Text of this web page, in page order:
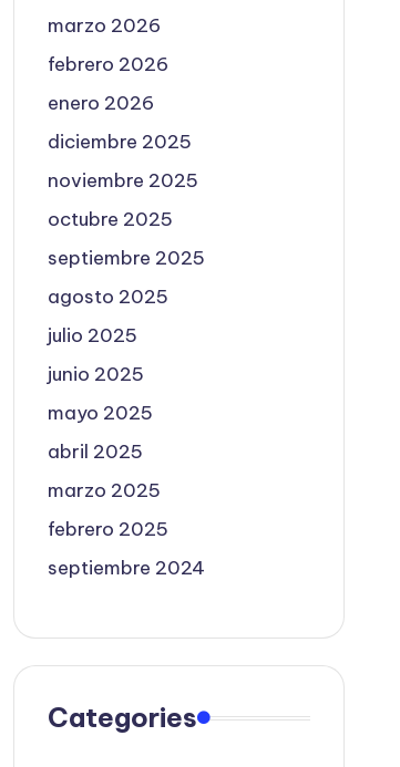
marzo 2026
febrero 2026
enero 2026
diciembre 2025
noviembre 2025
octubre 2025
septiembre 2025
agosto 2025
julio 2025
junio 2025
mayo 2025
abril 2025
marzo 2025
febrero 2025
septiembre 2024
Categories